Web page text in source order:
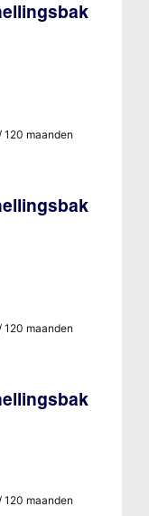
maanden
maanden
maanden